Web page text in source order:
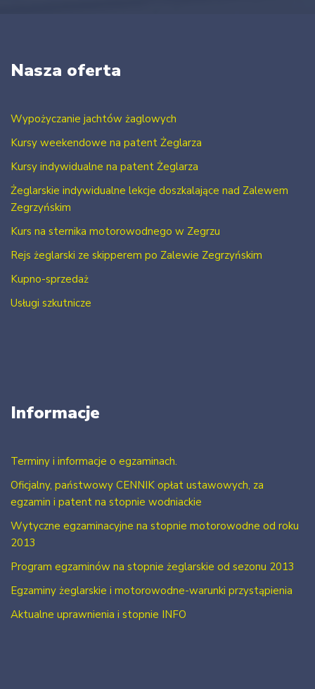
Nasza oferta
Wypożyczanie jachtów żaglowych
Kursy weekendowe na patent Żeglarza
Kursy indywidualne na patent Żeglarza
Żeglarskie indywidualne lekcje doszkalające nad Zalewem
Zegrzyńskim
Kurs na sternika motorowodnego w Zegrzu
Rejs żeglarski ze skipperem po Zalewie Zegrzyńskim
Kupno-sprzedaż
Usługi szkutnicze
Informacje
Terminy i informacje o egzaminach.
Oficjalny, państwowy CENNIK opłat ustawowych, za
egzamin i patent na stopnie wodniackie
Wytyczne egzaminacyjne na stopnie motorowodne od roku
2013
Program egzaminów na stopnie żeglarskie od sezonu 2013
Egzaminy żeglarskie i motorowodne-warunki przystąpienia
Aktualne uprawnienia i stopnie INFO